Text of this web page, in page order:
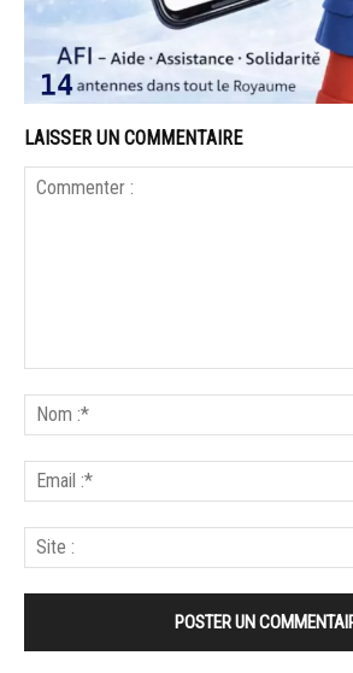
LAISSER UN COMMENTAIRE